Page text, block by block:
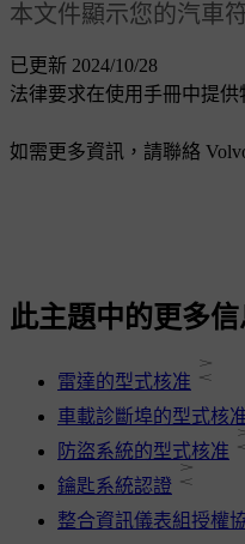
已更新 2024/10/28
本文件顯示您的汽車
法律要求在使用手冊中提
如需更多資訊，請聯絡
此主題中的更多信
雷達的型式核准
車載診斷埠的型式核
防盜系統的型式核准
鑰匙系統認證
整合資訊儀表組授權